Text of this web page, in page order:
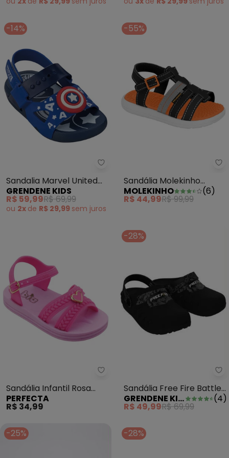
-14%
Grendene Kids - Sandalia
Sandalia Marvel United
Azul
GRENDENE KIDS
R$ 59,99R$ 69,99
ou 2x de R$ 29,99 sem juros
-55%
Sandália Molekinho
(Preto)
MOLEKINHO (6)
R$ 44,99R$ 99,99
Perfecta - Sandália Infantil
Sandália Infantil Rosa
com Adereço
PERFECTA
R$ 34,99
-28%
Sandália Free Fire Battle
Preto
GRENDENE KIDS (4)
R$ 49,99R$ 69,99
-25% -28%